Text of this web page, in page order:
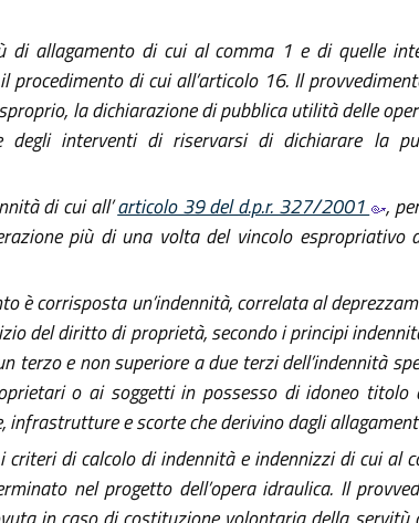
allagamento di cui al comma 1 e di quelle
di cui all’articolo 16. Il
la dichiarazione di pubblica utilità delle
interventi di riservarsi di dichiarare la
di cui all’articolo 39 del d.p.r. 327/2001
,
più di una volta del vincolo espropriativo
è corrisposta un’indennità, correlata al
del diritto di proprietà, secondo i principi
e non superiore a due terzi dell’indennità
o ai soggetti in possesso di idoneo titolo
e scorte che derivino dagli
di calcolo di indennità e indennizzi di cui al
nel progetto dell’opera idraulica. Il